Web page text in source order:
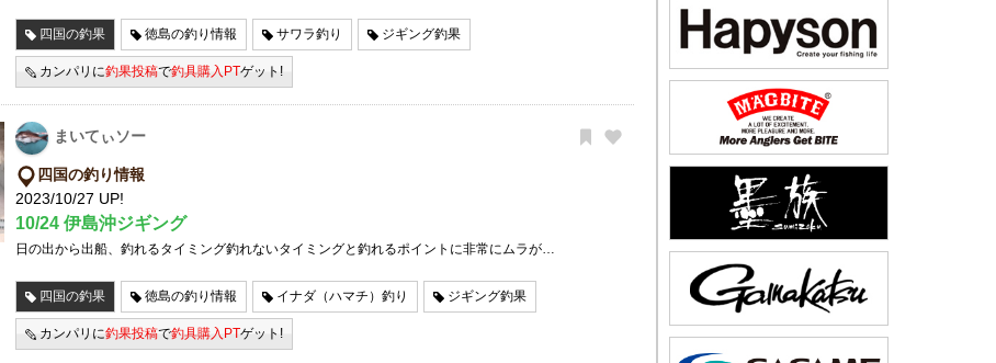
四国の釣果 徳島の釣り情報 サワラ釣り ジギング釣果
カンパリに釣果投稿で釣具購入PTゲット!
まいてぃソー
四国の釣り情報
2023/10/27 UP!
10/24 伊島沖ジギング
日の出から出船、釣れるタイミング釣れないタイミングと釣れるポイントに非常にムラが…
四国の釣果 徳島の釣り情報 イナダ（ハマチ）釣り ジギング釣果
カンパリに釣果投稿で釣具購入PTゲット!